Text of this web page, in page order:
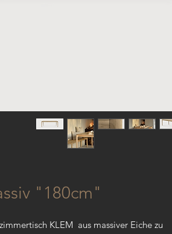
"180cm"
KLEM aus massiver Eiche zu